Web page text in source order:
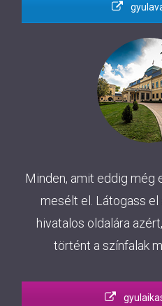
Minden, amit eddig még
mesélt el. Látogass
hivatalos oldalára
történt a színfalak